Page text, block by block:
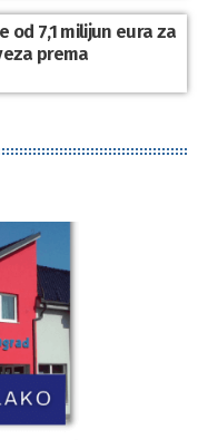
od 7,1 milijun eura za
prema